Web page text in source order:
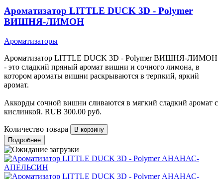
Ароматизатор LITTLE DUCK 3D - Polymer
ВИШНЯ-ЛИМОН
Ароматизаторы
Ароматизатор LITTLE DUCK 3D - Polymer ВИШНЯ-ЛИМОН
- это сладкий пряный аромат вишни и сочного лимона, в
котором ароматы вишни раскрываются в терпкий, яркий
аромат.
Аккорды сочной вишни сливаются в мягкий сладкий аромат с
кислинкой. RUB 300.00 руб.
Количество товара
Подробнее